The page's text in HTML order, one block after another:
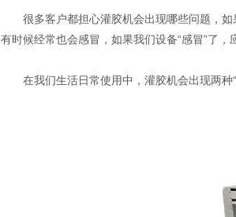
很多客户都担心灌胶机会出现哪些问题，
有时候经常也会感冒，如果我们设备“感冒”了
在我们生活日常使用中，灌胶机会出现两种